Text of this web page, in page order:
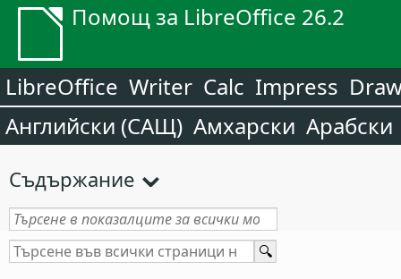
Помощ за LibreOffice 26.2
LibreOffice Writer Calc Impress
Английски (САЩ) Амхарски Арабски
Съдържание